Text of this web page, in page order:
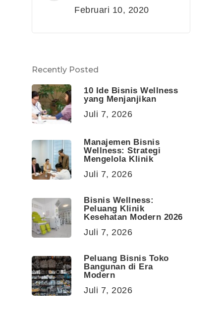
Februari 10, 2020
Recently Posted
10 Ide Bisnis Wellness
yang Menjanjikan
Juli 7, 2026
Manajemen Bisnis
Wellness: Strategi
Mengelola Klinik
Juli 7, 2026
Bisnis Wellness:
Peluang Klinik
Kesehatan Modern 2026
Juli 7, 2026
Peluang Bisnis Toko
Bangunan di Era
Modern
Juli 7, 2026